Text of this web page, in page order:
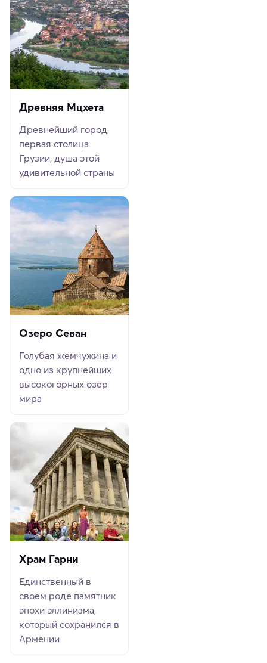
Древняя Мцхета
Древнейший город,
первая столица
Грузии, душа этой
удивительной страны
Озеро Севан
Голубая жемчужина и
одно из крупнейших
высокогорных озер
мира
Храм Гарни
Единственный в
своем роде памятник
эпохи эллинизма,
который сохранился в
Армении